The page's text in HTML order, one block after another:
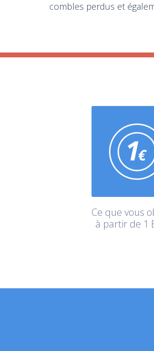
combles perdus et
Ce que vous
à partir de 1